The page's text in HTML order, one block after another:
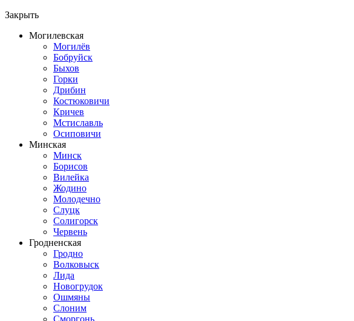
Закрыть
Могилевская
Могилёв
Бобруйск
Быхов
Горки
Дрибин
Костюковичи
Кричев
Мстиславль
Осиповичи
Минская
Минск
Борисов
Вилейка
Жодино
Молодечно
Слуцк
Солигорск
Червень
Гродненская
Гродно
Волковыск
Лида
Новогрудок
Ошмяны
Слоним
Сморгонь